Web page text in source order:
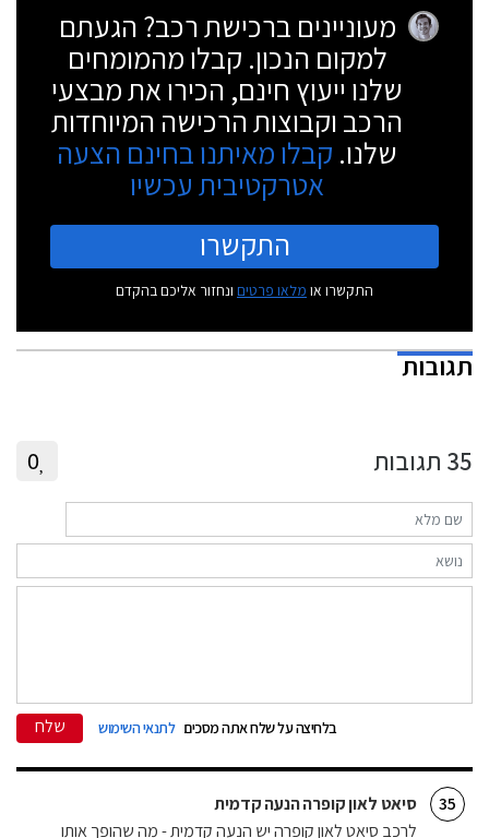
מעוניינים ברכישת רכב? הגעתם
למקום הנכון. קבלו מהמומחים
שלנו ייעוץ חינם, הכירו את מבצעי
הרכב וקבוצות הרכישה המיוחדות
שלנו. קבלו מאיתנו בחינם הצעה
אטרקטיבית עכשיו
התקשרו
התקשרו או מלאו פרטים ונחזור אליכם בהקדם
תגובות
35 תגובות 0
בלחיצה על שלח אתה מסכים לתנאי השימוש שלח
35 סיאט לאון קופרה הנעה קדמית
לרכב סיאט לאון קופרה יש הנעה קדמית - מה שהופך אותו